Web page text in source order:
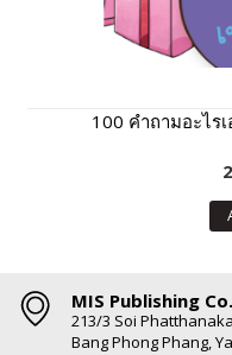
100 คำถามอะไร
MIS Publishing
213/3 Soi
Bang Phong Phang,